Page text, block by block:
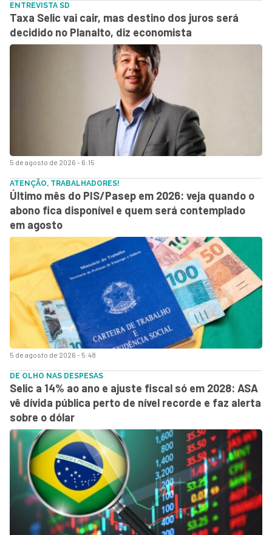
5 de agosto de 2026 - 6:15
ENTREVISTA SD
Taxa Selic vai cair, mas destino dos juros será
decidido no Planalto, diz economista
5 de agosto de 2026 - 5:48
ATENÇÃO, TRABALHADORES!
Último mês do PIS/Pasep em 2026: veja quando o
abono fica disponível e quem será contemplado
em agosto
DE OLHO NAS DESPESAS
Selic a 14% ao ano e ajuste fiscal só em 2028: ASA
vê dívida pública perto de nível recorde e faz alerta
sobre o dólar